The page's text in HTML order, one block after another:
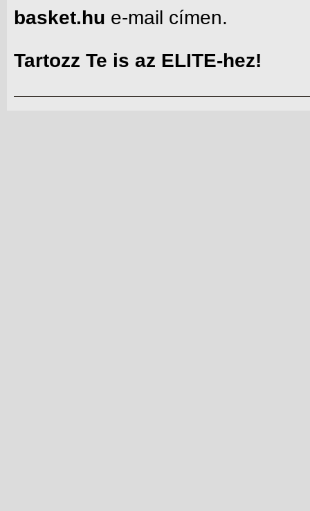
basket.hu e-mail címen.
Tartozz Te is az ELITE-hez!